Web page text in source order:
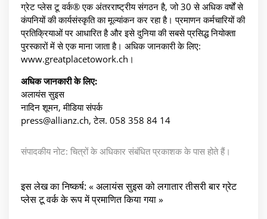
ग्रेट प्लेस टू वर्क® एक अंतरराष्ट्रीय संगठन है, जो 30 से अधिक वर्षों से
कंपनियों की कार्यसंस्कृति का मूल्यांकन कर रहा है। प्रमाणन कर्मचारियों की
प्रतिक्रियाओं पर आधारित है और इसे दुनिया की सबसे प्रसिद्ध नियोक्ता
पुरस्कारों में से एक माना जाता है। अधिक जानकारी के लिए:
www.greatplacetowork.ch।
अधिक जानकारी के लिए:
अलायंस सुइस
नादिन शूमन, मीडिया संपर्क
press@allianz.ch, टेल. 058 358 84 14
संपादकीय नोट: चित्रों के अधिकार संबंधित प्रकाशक के पास होते हैं।
इस लेख का निष्कर्ष: « अलायंस सुइस को लगातार तीसरी बार ग्रेट
प्लेस टू वर्क के रूप में प्रमाणित किया गया »